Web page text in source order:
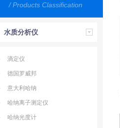
/ Products Classification
水质分析仪
滴定仪
德国罗威邦
意大利哈纳
哈纳离子测定仪
哈纳光度计